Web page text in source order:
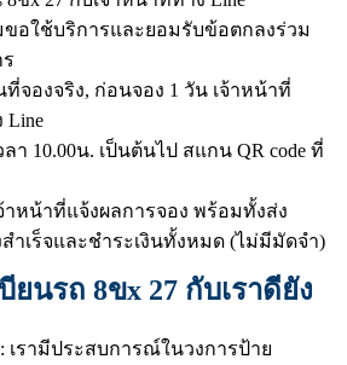
อใช้บริการและยอมรับข้อตกลงร่วม
ที่จองจริง, ก่อนจอง 1 วัน เจ้าหน้าที่
Line
า 10.00น. เป็นต้นไป สแกน QR code ที่
จ้าหน้าที่แจ้งผลการจอง พร้อมทั้งส่ง
สำเร็จและชำระเงินทั้งหมด (ไม่มีมัดจำ)
ยนรถ 8ขx 27 กับเราดียัง
เรามีประสบการณ์ในวงการป้าย